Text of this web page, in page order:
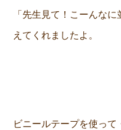
「先生見て！こーんな
えてくれましたよ。
ビニールテープを使って